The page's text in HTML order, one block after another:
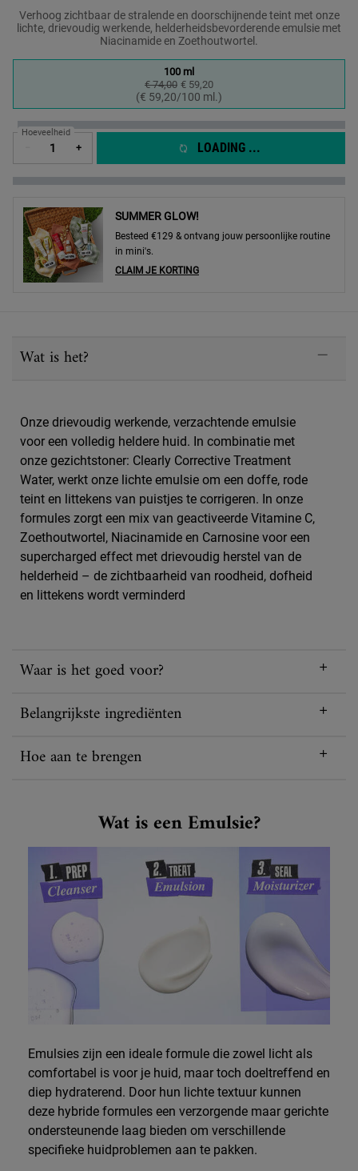
Verhoog zichtbaar de stralende en doorschijnende teint met onze
lichte, drievoudig werkende, helderheidsbevorderende emulsie met
Niacinamide en Zoethoutwortel.
Geselecteerd
100 ml
Oude prijs
€ 74,00 Nieuwe prijs
€ 59,20
(€ 59,20/100 ml.)
, 1 of 1
Hoeveelheid
+ LOADING ...
SUMMER GLOW!
Besteed €129 & ontvang jouw persoonlijke routine
in mini's.
CLAIM JE KORTING
Wat is het?
Onze drievoudig werkende, verzachtende emulsie
voor een volledig heldere huid. In combinatie met
onze gezichtstoner: Clearly Corrective Treatment
Water, werkt onze lichte emulsie om een doffe, rode
teint en littekens van puistjes te corrigeren. In onze
formules zorgt een mix van geactiveerde Vitamine C,
Zoethoutwortel, Niacinamide en Carnosine voor een
supercharged effect met drievoudig herstel van de
helderheid – de zichtbaarheid van roodheid, dofheid
en littekens wordt verminderd
Waar is het goed voor?
Belangrijkste ingrediënten
Hoe aan te brengen
Wat is een Emulsie?
Emulsies zijn een ideale formule die zowel licht als
comfortabel is voor je huid, maar toch doeltreffend en
diep hydraterend. Door hun lichte textuur kunnen
deze hybride formules een verzorgende maar gerichte
ondersteunende laag bieden om verschillende
specifieke huidproblemen aan te pakken.